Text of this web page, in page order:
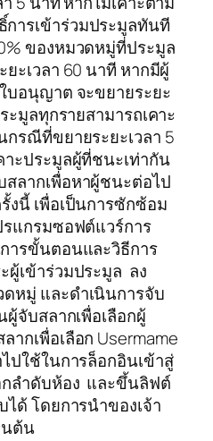
ารเข้าร่วมประมูลทันที
ของหมวดหมู่ที่ประมูล
ะเวลา 60 นาที หากมีผู้
บอนุญาต จะขยายระยะ
ะมูลทุกรายสามารถเคาะ
รณีที่ขยายระยะเวลา 5
าะประมูลผู้ที่ชนะเท่ากัน
ลากเพื่อหาผู้ชนะต่อไป
งนี้ เพื่อเป็นการซักซ้อม
แกรมซอฟต์แวร์การ
ารขั้นตอนและวิธีการ
ผู้เข้าร่วมประมูล ลง
หมู่ และดำเนินการจับ
จับสลากเพื่อเลือกผู้
กเพื่อเลือก Usermame
ปใช้ในการล็อกอินเข้าสู่
กลำดับห้อง และขึ้นลิฟต์
ด้ โดยการนำของเจ้า
นต้น